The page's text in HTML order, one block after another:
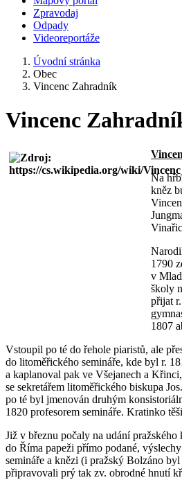
Zpravodaj
Odpady
Videoreportáže
Úvodní stránka
Obec
Vincenc Zahradník
Vincenc
Na
kněz
1790
v
školy
přijat
1807
Vstoupil po té do řehole piaristů, ale
do litoměřického semináře, kde byl r.
a kaplanoval pak ve Všejanech a
se sekretářem litoměřického biskupa
po té byl jmenován druhým
1820 profesorem semináře. Kratinko
Již v březnu počaly na udání pražského
do Říma papeži přímo podané,
semináře a knězi (i pražský Bolzáno
připravovali prý tak zv. obrodné hnutí